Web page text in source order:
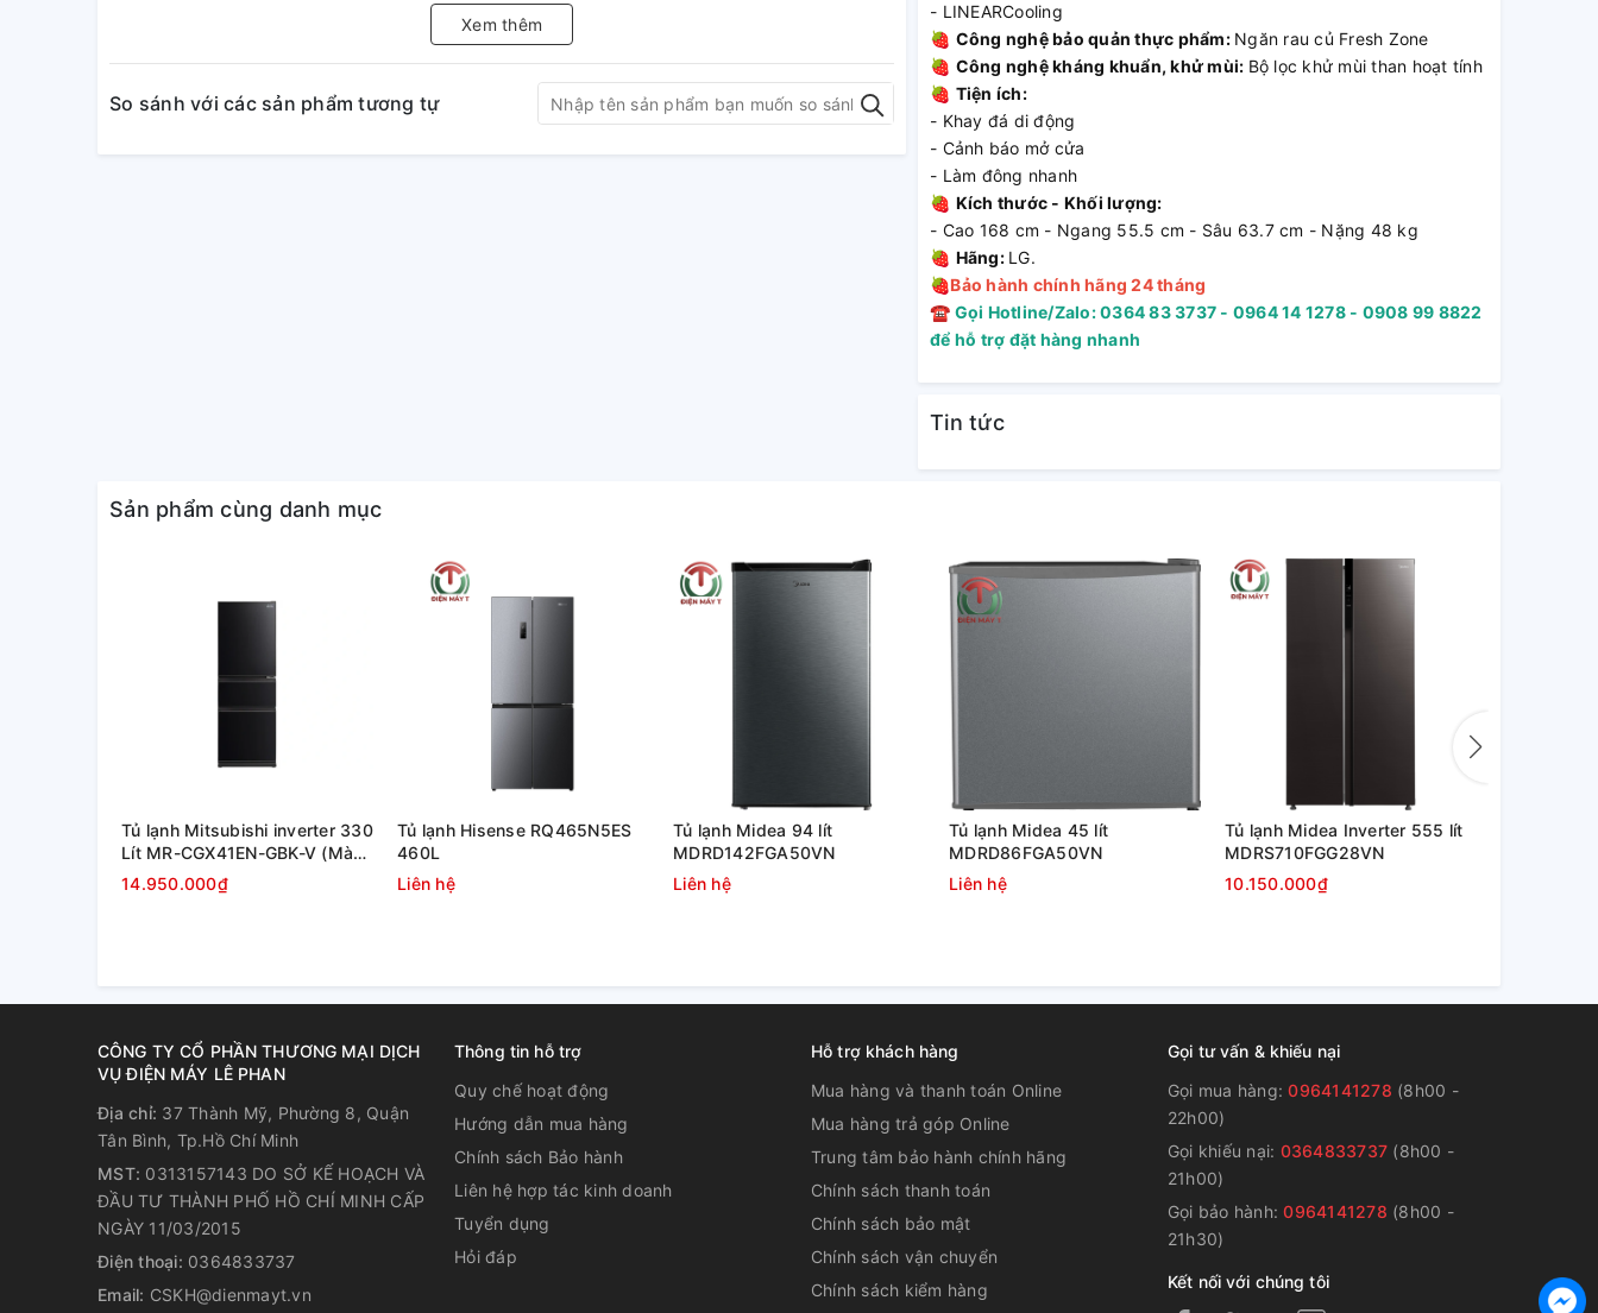
Tủ lạnh LG T26BG gây ấn tượng với thiết kế hiện đại, bề mặt tủ làm bằng kim loại với gam màu
Phần tay cầm thiết kế liền mạch hõm sâu vào bên trong dễ dàng cầm nắm cũng như mang đến
sự thuận tiện cho người dùng trong quá trình di chuyển, sử dụng.
Bên trong tủ là các khay ngăn sử dụng chất liệu kính cường lực có độ bền cao, có tính chịu lực
lớn, giúp nâng đỡ lượng lớn thực phẩm trong thời gian dài. Trong trường hợp vệ sinh làm sạch,
người dùng cũng có thể tháo ra một cách dễ dàng.
Xem thêm
So sánh với các sản phẩm tương tự
- LINEARCooling
🍓 Công nghệ bảo quản thực phẩm: Ngăn rau củ Fresh Zone
🍓 Công nghệ kháng khuẩn, khử mùi: Bộ lọc khử mùi than hoạt tính
🍓 Tiện ích:
- Khay đá di động
- Cảnh báo mở cửa
- Làm đông nhanh
🍓 Kích thước - Khối lượng:
- Cao 168 cm - Ngang 55.5 cm - Sâu 63.7 cm - Nặng 48 kg
🍓 Hãng: LG.
🍓Bảo hành chính hãng 24 tháng
☎ Gọi Hotline/Zalo: 0364 83 3737 - 0964 14 1278 - 0908 99 8822
để hỗ trợ đặt hàng nhanh
Tin tức
Sản phẩm cùng danh mục
Tủ lạnh Mitsubishi inverter 330
Lít MR-CGX41EN-GBK-V (Màu
đen)
14.950.000₫
Tủ lạnh Hisense RQ465N5ES
460L
Liên hệ
Tủ lạnh Midea 94 lít
MDRD142FGA50VN
Liên hệ
Tủ lạnh Midea 45 lít
MDRD86FGA50VN
Liên hệ
Tủ lạnh Midea Inverter 555 lít
MDRS710FGG28VN
10.150.000₫
CÔNG TY CỔ PHẦN THƯƠNG MẠI DỊCH
VỤ ĐIỆN MÁY LÊ PHAN
Địa chỉ: 37 Thành Mỹ, Phường 8, Quận
Tân Bình, Tp.Hồ Chí Minh
MST: 0313157143 DO SỞ KẾ HOẠCH VÀ
ĐẦU TƯ THÀNH PHỐ HỒ CHÍ MINH CẤP
NGÀY 11/03/2015
Điện thoại: 0364833737
Email: CSKH@dienmayt.vn
Thông tin hỗ trợ
Quy chế hoạt động
Hướng dẫn mua hàng
Chính sách Bảo hành
Liên hệ hợp tác kinh doanh
Tuyển dụng
Hỏi đáp
Hỗ trợ khách hàng
Mua hàng và thanh toán Online
Mua hàng trả góp Online
Trung tâm bảo hành chính hãng
Chính sách thanh toán
Chính sách bảo mật
Chính sách vận chuyển
Chính sách kiểm hàng
Gọi tư vấn & khiếu nại
Gọi mua hàng:0964141278 (8h00 -
22h00)
Gọi khiếu nại: 0364833737 (8h00 -
21h00)
Gọi bảo hành:0964141278 (8h00 -
21h30)
Kết nối với chúng tôi